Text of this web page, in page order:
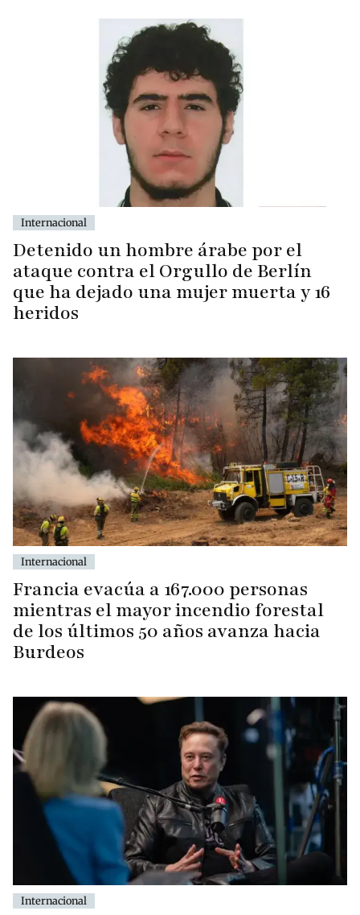
Internacional
Detenido un hombre árabe por el
ataque contra el Orgullo de Berlín
que ha dejado una mujer muerta y 16
heridos
Internacional
Francia evacúa a 167.000 personas
mientras el mayor incendio forestal
de los últimos 50 años avanza hacia
Burdeos
Internacional